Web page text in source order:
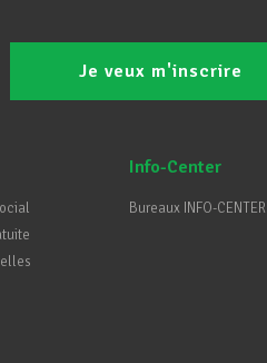
Je veux m'inscrire
Info-Center
Bureaux INFO-CENTER